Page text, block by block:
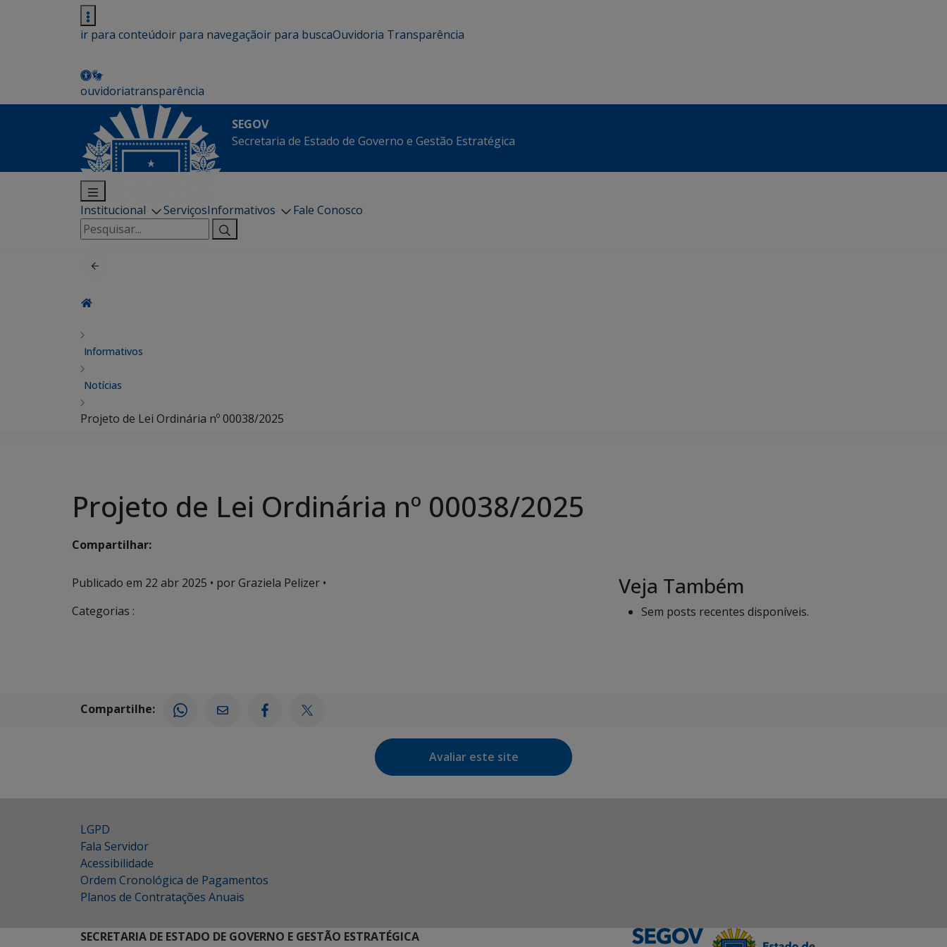
ir para conteúdoir para navegaçãoir para buscaOuvidoria Transparência
ouvidoriatransparência
SEGOV
Secretaria de Estado de Governo e Gestão Estratégica
Institucional ServiçosInformativos
Fale Conosco
Pesquisar
por:
Informativos
Notícias
Projeto de Lei Ordinária nº 00038/2025
Projeto de Lei Ordinária nº 00038/2025
Compartilhar:
Publicado em 22 abr 2025 • por Graziela Pelizer •
Categorias :
Veja Também
Sem posts recentes disponíveis.
Compartilhe:
Avaliar este site
LGPD
Fala Servidor
Acessibilidade
Ordem Cronológica de Pagamentos
Planos de Contratações Anuais
SECRETARIA DE ESTADO DE GOVERNO E GESTÃO ESTRATÉGICA